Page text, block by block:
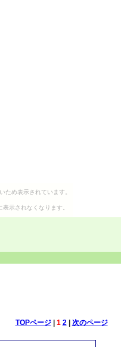
ため表示されています。
示されなくなります。
TOPページ| 1 2| 次のページ